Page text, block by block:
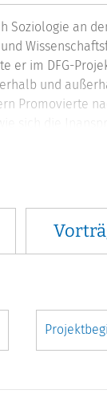
Soziologie an
er im DFG-
und
Promovierte
sich die
Paths Inside